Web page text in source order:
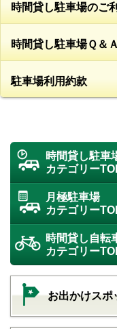
時間貸し駐車場のご
時間貸し駐車場Ｑ＆Ａ
駐車場利用約款
時間貸し駐車
カテゴリー
月極駐車場
カテゴリー
時間貸し自転
カテゴリー
お出かけスポ